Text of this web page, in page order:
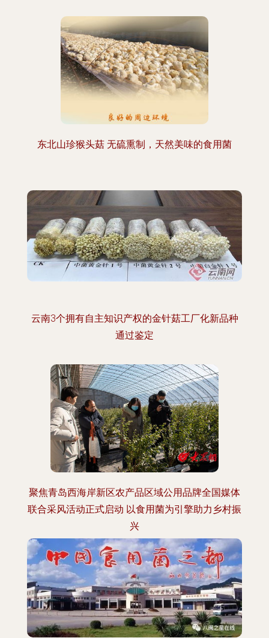
东北山珍猴头菇 无硫熏制，天然美味的食用菌
云南3个拥有自主知识产权的金针菇工厂化新品种
通过鉴定
聚焦青岛西海岸新区农产品区域公用品牌全国媒体
联合采风活动正式启动 以食用菌为引擎助力乡村振
兴